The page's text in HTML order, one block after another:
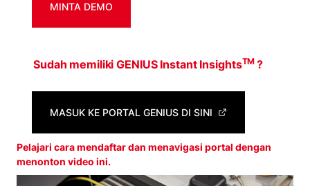
MINTA DEMO
Sudah memiliki GENIUS Instant InsightsTM?
MASUK KE PORTAL GENIUS DI SINI
Pelajari cara mendaftar dan menavigasi portal dengan
menonton video ini.